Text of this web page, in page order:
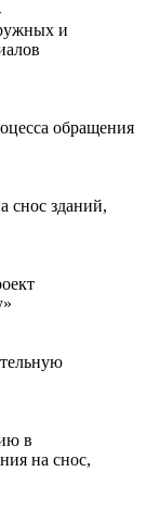
и
обращения
снос зданий,
в
на снос,